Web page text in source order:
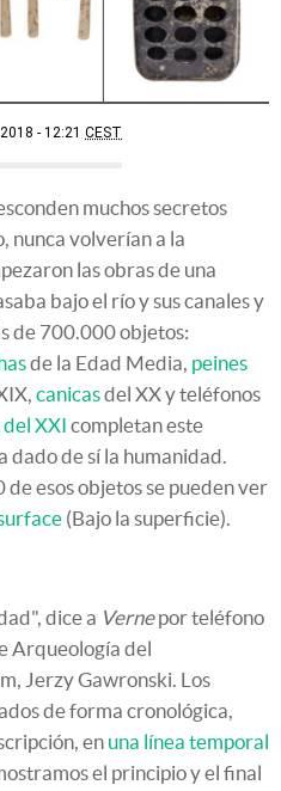
- 12:21 CEST
muchos secretos
nunca volverían a la
las obras de una
bajo el río y sus canales y
de 700.000 objetos:
de la Edad Media, peines
canicasdel XX y teléfonos
XXI completan este
dado de sí la humanidad.
esos objetos se pueden ver
(Bajo la superficie).
dice a Vernepor teléfono
Arqueología del
Jerzy Gawronski. Los
de forma cronológica,
en una línea temporal
el principio y el final